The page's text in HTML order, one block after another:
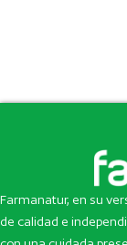
Farmanatur, en su
de calidad e